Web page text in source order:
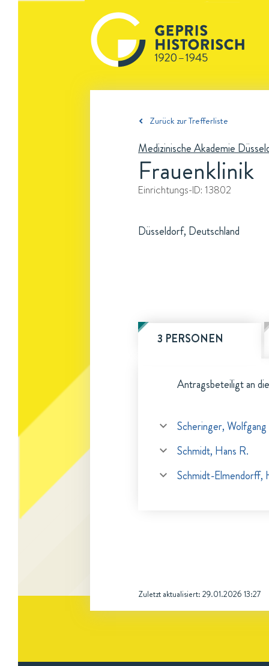
Zurück zur Trefferliste
Medizinische Akademie
Frauenklinik
Einrichtungs-ID: 13802
Düsseldorf, Deutschland
3 PERSONEN
Antragsbeteiligt an
Scheringer, Wolfgang
Schmidt, Hans R.
Schmidt-Elmendorff,
Zuletzt aktualisiert: 29.01.2026 13:27